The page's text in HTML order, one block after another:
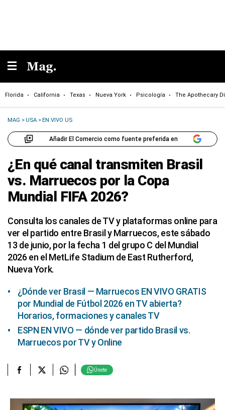
Florida California Texas Nueva York Psicología The Apothecary
MAG >USA >EN VIVO US
Añadir El Comercio como fuente preferida en
¿En qué canal transmiten Brasil
vs. Marruecos por la Copa
Mundial FIFA 2026?
Consulta los canales de TV y plataformas online para
ver el partido entre Brasil y Marruecos, este sábado
13 de junio, por la fecha 1 del grupo C del Mundial
2026 en el MetLife Stadium de East Rutherford,
Nueva York.
¿Dónde ver Brasil — Marruecos EN VIVO GRATIS
por Mundial de Fútbol 2026 en TV abierta?
Horarios, formaciones y canales TV
ESPN EN VIVO — dónde ver partido Brasil vs.
Marruecos por TV y Online
Únete